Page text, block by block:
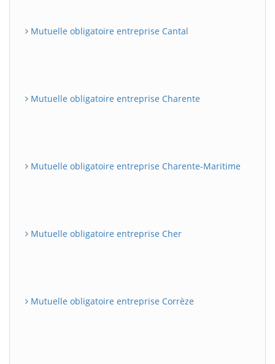
Mutuelle obligatoire entreprise Cantal
Mutuelle obligatoire entreprise Charente
Mutuelle obligatoire entreprise Charente-Maritime
Mutuelle obligatoire entreprise Cher
Mutuelle obligatoire entreprise Corrèze